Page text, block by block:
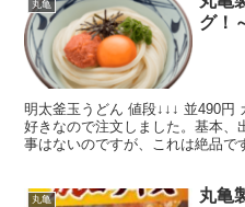
丸亀
グ！
明太釜玉うどん 値段↓↓↓ 並490円
好きなので注文しました。基本、
事はないのですが、これは絶品で
丸亀
丸亀